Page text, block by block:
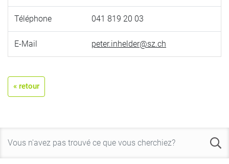
Téléphone 041 819 20 03
E-Mail peter.inhelder@sz.ch
« retour